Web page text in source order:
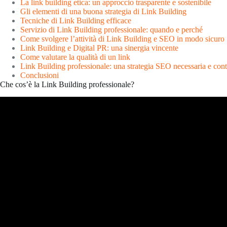
La link building etica: un approccio trasparente e sostenibile
Gli elementi di una buona strategia di Link Building
Tecniche di Link Building efficace
Servizio di Link Building professionale: quando e perché
Come svolgere l’attività di Link Building e SEO in modo sicuro
Link Building e Digital PR: una sinergia vincente
Come valutare la qualità di un link
Link Building professionale: una strategia SEO necessaria e
Conclusioni
Che cos’è la Link Building professionale?